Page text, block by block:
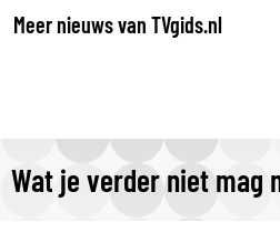
Meer nieuws van TVgids.nl
Wat je verder niet mag